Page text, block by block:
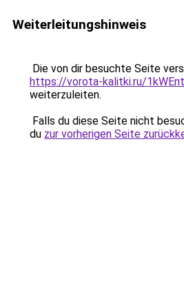
Weiterleitungshinweis
Die von dir besuchte Seite
https://vorota-kalitki.ru/
weiterzuleiten.
Falls du diese Seite nicht
du zur vorherigen Seite